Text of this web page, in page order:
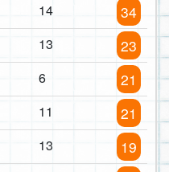
14 34
13 23
6 21
11 21
13 19